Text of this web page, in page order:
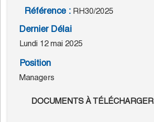
Référence : RH30/2025
Dernier Délai
Lundi 12 mai 2025
Position
Managers
DOCUMENTS À TÉLÉCHARGER